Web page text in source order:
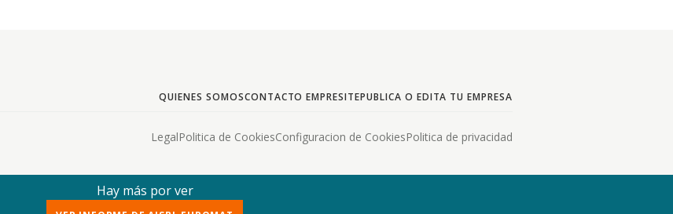
QUIENES SOMOSCONTACTO EMPRESITEPUBLICA O EDITA TU EMPRESA
LegalPolitica de CookiesConfiguracion de CookiesPolitica de privacidad
Hay más por ver